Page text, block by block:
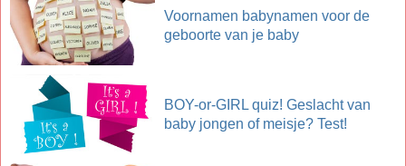
Voornamen babynamen voor de
geboorte van je baby
BOY-or-GIRL quiz! Geslacht van
baby jongen of meisje? Test!